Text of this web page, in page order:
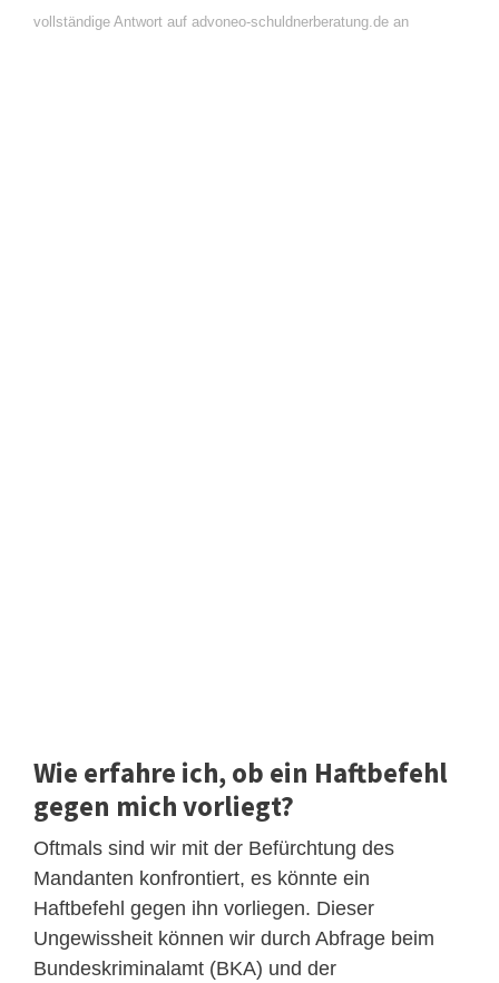
vollständige Antwort auf advoneo-schuldnerberatung.de an
Wie erfahre ich, ob ein Haftbefehl
gegen mich vorliegt?
Oftmals sind wir mit der Befürchtung des
Mandanten konfrontiert, es könnte ein
Haftbefehl gegen ihn vorliegen. Dieser
Ungewissheit können wir durch Abfrage beim
Bundeskriminalamt (BKA) und der